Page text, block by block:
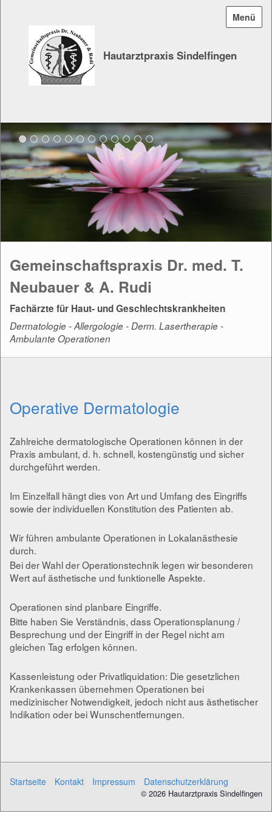
Menü
Hautarztpraxis Sindelfingen
Gemeinschaftspraxis Dr. med. T.
Neubauer & A. Rudi
Fachärzte für Haut- und Geschlechtskrankheiten
Dermatologie - Allergologie - Derm. Lasertherapie -
Ambulante Operationen
Operative Dermatologie
Zahlreiche dermatologische Operationen können in der
Praxis ambulant, d. h. schnell, kostengünstig und sicher
durchgeführt werden.
Im Einzelfall hängt dies von Art und Umfang des Eingriffs
sowie der individuellen Konstitution des Patienten ab.
Wir führen ambulante Operationen in Lokalanästhesie
durch.
Bei der Wahl der Operationstechnik legen wir besonderen
Wert auf ästhetische und funktionelle Aspekte.
Operationen sind planbare Eingriffe.
Bitte haben Sie Verständnis, dass Operationsplanung /
Besprechung und der Eingriff in der Regel nicht am
gleichen Tag erfolgen können.
Kassenleistung oder Privatliquidation: Die gesetzlichen
Krankenkassen übernehmen Operationen bei
medizinischer Notwendigkeit, jedoch nicht aus ästhetischer
Indikation oder bei Wunschentfernungen.
Startseite Kontakt Impressum Datenschutzerklärung
© 2026 Hautarztpraxis Sindelfingen